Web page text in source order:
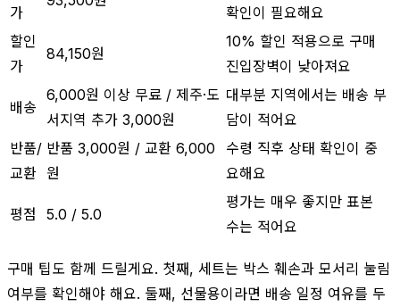
가
확인이 필요해요
할인
가
84,150원
10% 할인 적용으로 구매
진입장벽이 낮아져요
배송
6,000원 이상 무료 / 제주·도
서지역 추가 3,000원
대부분 지역에서는 배송 부
담이 적어요
반품/
교환
반품 3,000원 / 교환 6,000
원
수령 직후 상태 확인이 중
요해요
평점 5.0 / 5.0
평가는 매우 좋지만 표본
수는 적어요
구매 팁도 함께 드릴게요. 첫째, 세트는 박스 훼손과 모서리 눌림
여부를 확인해야 해요. 둘째, 선물용이라면 배송 일정 여유를 두